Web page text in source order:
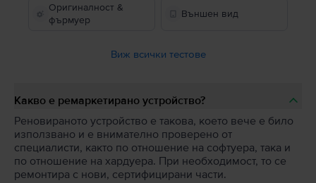
Оригиналност &
фърмуер
Външен вид
Виж всички тестове
Какво е ремаркетирано устройство?
Реновираното устройство е такова, което вече е било
използвано и е внимателно проверено от
специалисти, както по отношение на софтуера, така и
по отношение на хардуера. При необходимост, то се
ремонтира с нови, сертифицирани части.